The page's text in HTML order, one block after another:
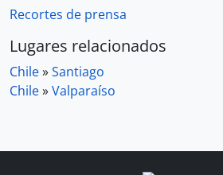
Recortes de prensa
Lugares relacionados
Chile»Santiago
Chile»Valparaíso